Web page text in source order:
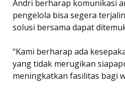
Andri berharap komunikasi
pengelola bisa segera
solusi bersama dapat
“Kami berharap ada
yang tidak merugikan
meningkatkan fasilitas bagi